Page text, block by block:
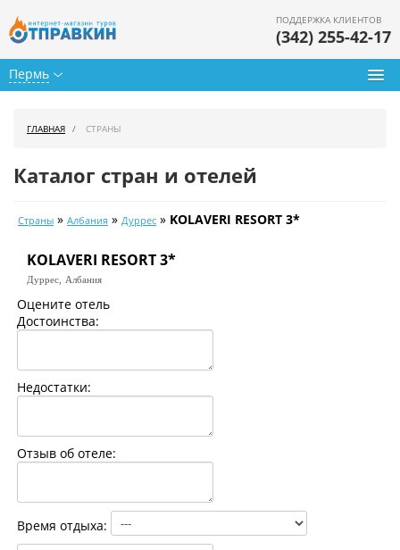
Пермь
ПОДДЕРЖКА КЛИЕНТОВ
(342) 255-42-17
Календарь туров
Цены дня
Страны
ГЛАВНАЯ СТРАНЫ
Каталог стран и отелей
Страны » Албания » Дуррес » KOLAVERI RESORT 3*
KOLAVERI RESORT 3*
Дуррес, Албания
Оцените отель
Достоинства:
Недостатки:
Отзыв об отеле:
Время отдыха: